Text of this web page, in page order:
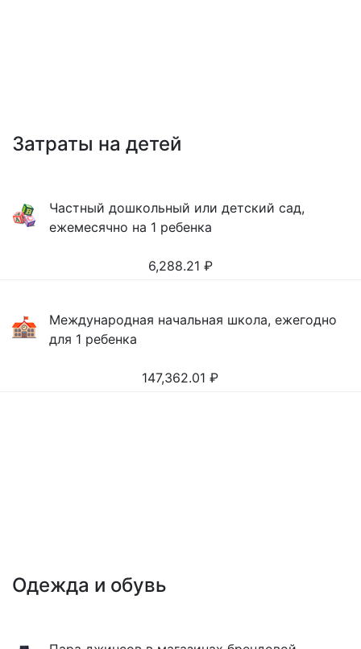
Затраты на детей
Частный дошкольный или детский сад,
ежемесячно на 1 ребенка
6,288.21 ₽
Международная начальная школа, ежегодно
для 1 ребенка
147,362.01 ₽
Одежда и обувь